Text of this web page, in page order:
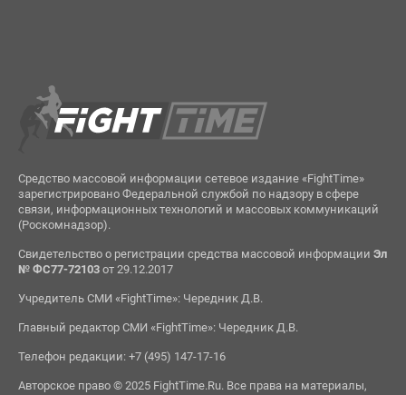
Средство массовой информации сетевое издание «FightTime»
зарегистрировано Федеральной службой по надзору в сфере
связи, информационных технологий и массовых коммуникаций
(Роскомнадзор).
Свидетельство о регистрации средства массовой информации Эл
№ ФС77-72103от 29.12.2017
Учредитель СМИ «FightTime»: Чередник Д.В.
Главный редактор СМИ «FightTime»: Чередник Д.В.
Телефон редакции: +7 (495) 147-17-16
Авторское право © 2025 FightTime.Ru. Все права на материалы,